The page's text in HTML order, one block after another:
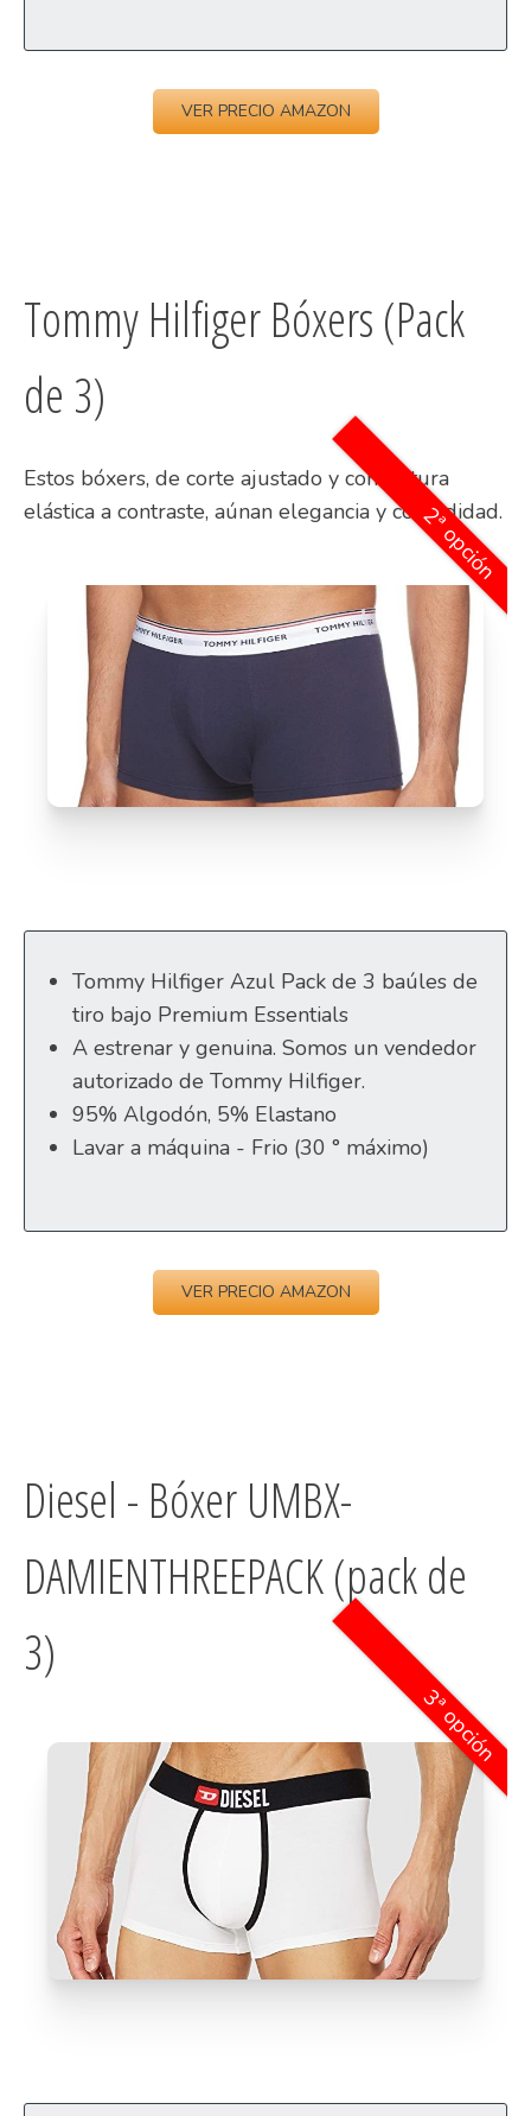
VER PRECIO AMAZON
2ª opción
Tommy Hilfiger Bóxers (Pack
de 3)
Estos bóxers, de corte ajustado y con cintura
elástica a contraste, aúnan elegancia y comodidad.
Tommy Hilfiger Azul Pack de 3 baúles de
tiro bajo Premium Essentials
A estrenar y genuina. Somos un vendedor
autorizado de Tommy Hilfiger.
95% Algodón, 5% Elastano
Lavar a máquina - Frio (30 ° máximo)
VER PRECIO AMAZON
3ª opción
Diesel - Bóxer UMBX-
DAMIENTHREEPACK (pack de
3)